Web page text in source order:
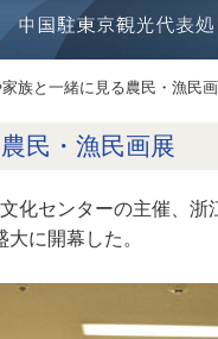
族と一緒に見る農民・漁民
民・漁民画展
化センターの主催、
に開幕した。